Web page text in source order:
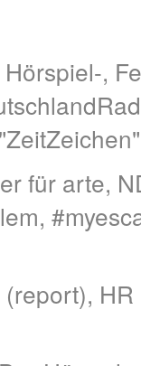
,
für arte,